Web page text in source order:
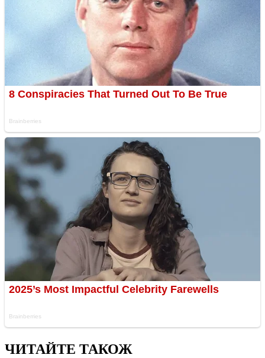
ЧИТАЙТЕ ТАКОЖ